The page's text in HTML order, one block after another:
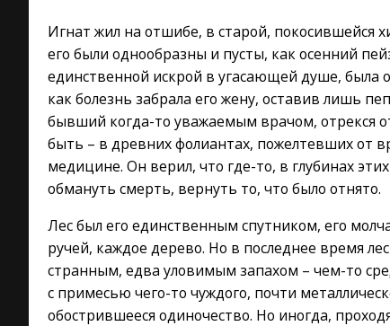
Игнат жил на отшибе, в старой, покосившейся
его были однообразны и пусты, как осенний
единственной искрой в угасающей душе, была
как болезнь забрала его жену, оставив лишь
бывший когда-то уважаемым врачом, отрекся
быть – в древних фолиантах, пожелтевших от
медицине. Он верил, что где-то, в глубинах
обмануть смерть, вернуть то, что было отнято.
Лес был его единственным спутником, его
ручей, каждое дерево. Но в последнее время
странным, едва уловимым запахом – чем-то
с примесью чего-то чуждого, почти
обострившееся одиночество. Но иногда,